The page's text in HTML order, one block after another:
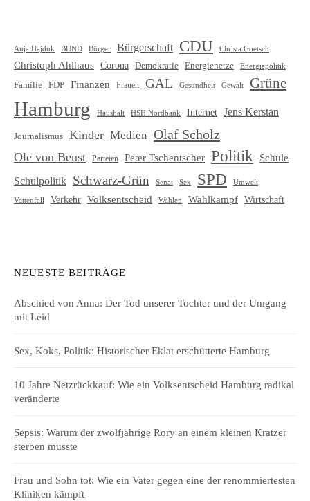
Anja Hajduk BUND Bürger Bürgerschaft CDU Christa Goetsch
Christoph Ahlhaus Corona Demokratie Energienetze Energiepolitik
Familie FDP Finanzen Frauen GAL Gesundheit Gewalt Grüne
Hamburg Haushalt HSH Nordbank Internet Jens Kerstan
Journalismus Kinder Medien Olaf Scholz
Ole von Beust Parteien Peter Tschentscher Politik
Schule
Schulpolitik Schwarz-Grün Senat Sex SPD Umwelt
Vattenfall Verkehr Volksentscheid Wahlen Wahlkampf Wirtschaft
NEUESTE BEITRÄGE
Abschied von Anna: Der Tod unserer Tochter und der Umgang
mit Leid
Sex, Koks, Politik: Historischer Eklat erschütterte Hamburg
10 Jahre Netzrückkauf: Wie ein Volksentscheid Hamburg radikal
veränderte
Sepsis: Warum der zwölfjährige Rory an einem kleinen Kratzer
sterben musste
Frau und Sohn tot: Wie ein Vater gegen eine der renommiertesten
Kliniken kämpft